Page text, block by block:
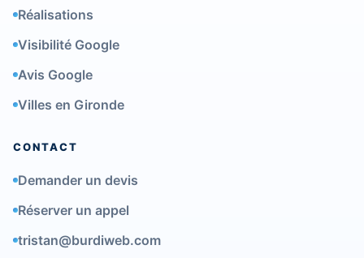
Réalisations
Visibilité Google
Avis Google
Villes en Gironde
CONTACT
Demander un devis
Réserver un appel
tristan@burdiweb.com